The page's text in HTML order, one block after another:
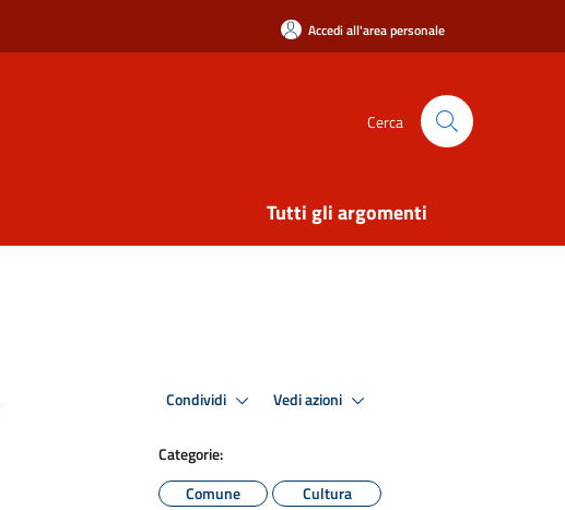
Accedi all'area personale
Cerca
Tutti gli argomenti
Condividi Vedi azioni
Categorie:
Comune
Cultura